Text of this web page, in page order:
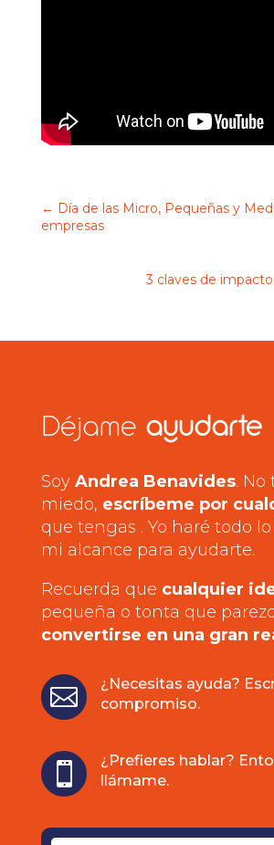
← Día de las Micro, Pequeñas y
empresas
3 claves de
Déjame ayudarte
Soy Andrea Benavides. No
miedo, escríbeme por
que tengas . Yo haré todo
mi alcance para ayudarte.
Recuerda que cualquier
pequeña o tonta que
convertirse en una gran

¿Necesitas ayuda?
compromiso.

¿Prefieres hablar?
llámame.